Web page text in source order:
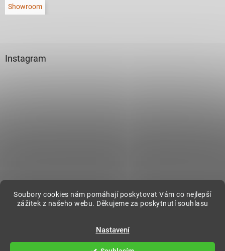
Soubory cookies nám pomáhají poskytovat Vám co nejlepší
zážitek z našeho webu. Děkujeme za poskytnutí souhlasu
Nastavení
Showroom
Instagram